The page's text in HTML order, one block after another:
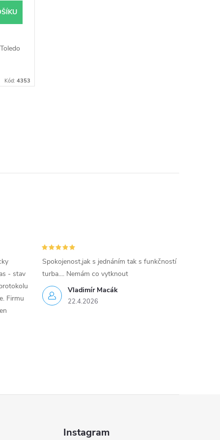
Kód: 4353
- stav
Firmu
Vladimír Macák
22.4.2026
Spokojenost,jak s jednáním tak s funkčností
turba.... Nemám co vytknout
Instagram